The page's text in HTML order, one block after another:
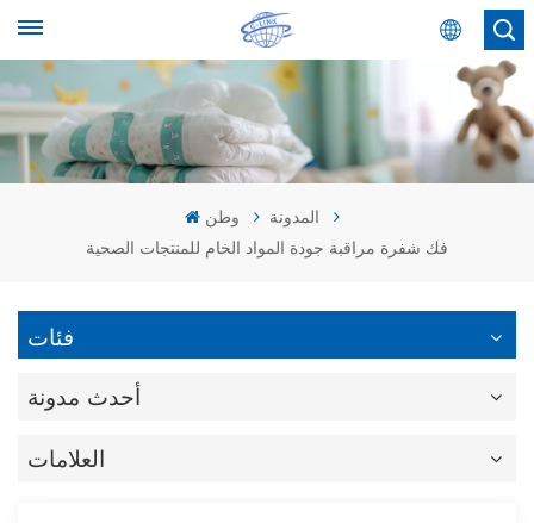
عربي
English
عربي
وطن
المدونة
فك شفرة مراقبة جودة المواد الخام للمنتجات الصحية
فئات
أحدث مدونة
العلامات